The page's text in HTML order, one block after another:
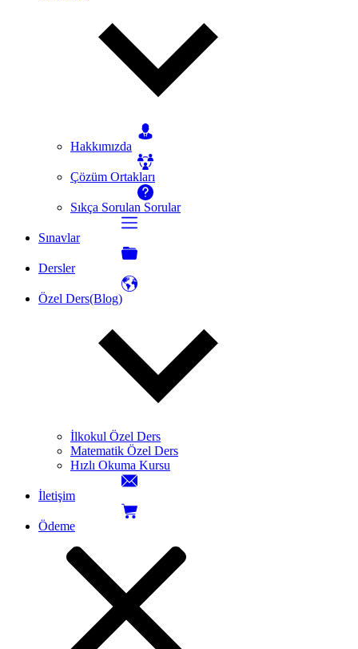
Hakkımızda
Çözüm Ortakları
Sıkça Sorulan Sorular
Sınavlar
Dersler
Özel Ders(Blog)
İlkokul Özel Ders
Matematik Özel Ders
Hızlı Okuma Kursu
İletişim
Ödeme